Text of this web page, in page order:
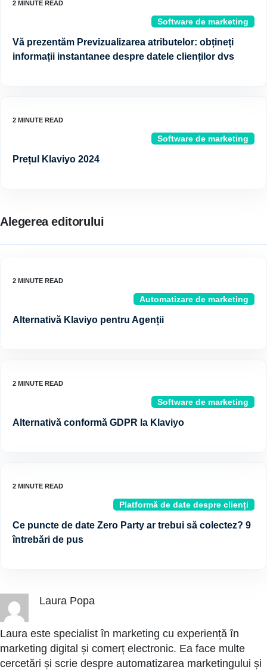
Software de marketing
Vă prezentăm Previzualizarea atributelor: obțineți
informații instantanee despre datele clienților dvs
Software de marketing
Prețul Klaviyo 2024
Alegerea editorului
Automatizare de marketing
Alternativă Klaviyo pentru Agenții
Software de marketing
Alternativă conformă GDPR la Klaviyo
Platformă de date despre clienți
Ce puncte de date Zero Party ar trebui să colectez? 9
întrebări de pus
Laura Popa
Laura este specialist în marketing cu experiență în
marketing digital și comerț electronic. Ea face multe
cercetări și scrie despre automatizarea marketingului și